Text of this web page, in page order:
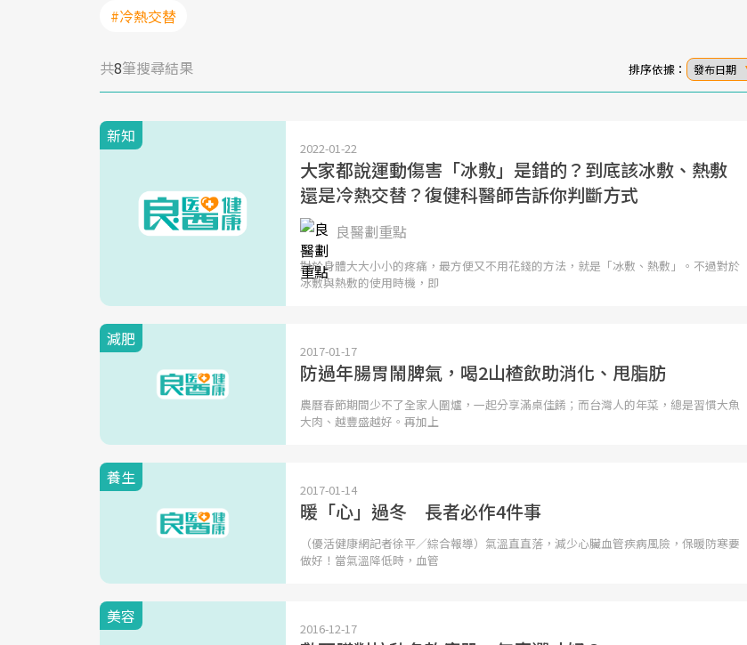
#冷熱交替
共8筆搜尋結果 排序依據： 發布日期
新知
2022-01-22
大家都說運動傷害「冰敷」是錯的？到底該冰敷、熱敷
還是冷熱交替？復健科醫師告訴你判斷方式
良醫劃重點
對於身體大大小小的疼痛，最方便又不用花錢的方法，就是「冰敷、熱敷」。不過對於
冰敷與熱敷的使用時機，即
減肥
2017-01-17
防過年腸胃鬧脾氣，喝2山楂飲助消化、甩脂肪
農曆春節期間少不了全家人圍爐，一起分享滿桌佳餚；而台灣人的年菜，總是習慣大魚
大肉、越豐盛越好。再加上
養生
2017-01-14
暖「心」過冬 長者必作4件事
（優活健康網記者徐平／綜合報導）氣溫直直落，減少心臟血管疾病風險，保暖防寒要
做好！當氣溫降低時，血管
美容
2016-12-17
面對超高齡社會的浪潮，台灣正在快速邁
向「健康照護」的新時代。隨著國家政策
心議題。然而，健檢不只是醫療院所的服
前往專題
2025年，就到良醫生活祭體驗「一站式健
康新生活」，從講座、體驗到運動，全面
前往專題